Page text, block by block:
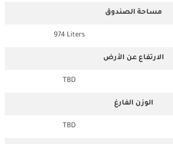
مساحة الصندوق
974 Liters
الارتفاع عن الأرض
TBD
الوزن الفارغ
TBD